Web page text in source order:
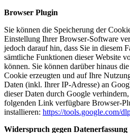
Browser Plugin
Sie können die Speicherung der
Einstellung Ihrer Browser-Software
jedoch darauf hin, dass Sie in diesem
sämtliche Funktionen dieser Website
können. Sie können darüber hinaus
Cookie erzeugten und auf Ihre
Daten (inkl. Ihrer IP-Adresse) an
dieser Daten durch Google
folgenden Link verfügbare Browser-
installieren: https://tools.google.com/
Widerspruch gegen Datenerfassung